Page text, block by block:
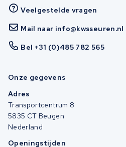
Veelgestelde vragen
Mail naar info@kwsseuren.nl
Bel +31 (0)485 782 565
Onze gegevens
Adres
Transportcentrum 8
5835 CT Beugen
Nederland
Openingstijden